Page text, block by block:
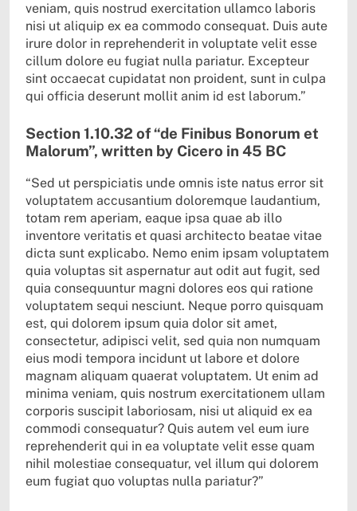
veniam, quis nostrud exercitation ullamco laboris
nisi ut aliquip ex ea commodo consequat. Duis aute
irure dolor in reprehenderit in voluptate velit esse
cillum dolore eu fugiat nulla pariatur. Excepteur
sint occaecat cupidatat non proident, sunt in culpa
qui officia deserunt mollit anim id est laborum.”
Section 1.10.32 of “de Finibus Bonorum et
Malorum”, written by Cicero in 45 BC
“Sed ut perspiciatis unde omnis iste natus error sit
voluptatem accusantium doloremque laudantium,
totam rem aperiam, eaque ipsa quae ab illo
inventore veritatis et quasi architecto beatae vitae
dicta sunt explicabo. Nemo enim ipsam voluptatem
quia voluptas sit aspernatur aut odit aut fugit, sed
quia consequuntur magni dolores eos qui ratione
voluptatem sequi nesciunt. Neque porro quisquam
est, qui dolorem ipsum quia dolor sit amet,
consectetur, adipisci velit, sed quia non numquam
eius modi tempora incidunt ut labore et dolore
magnam aliquam quaerat voluptatem. Ut enim ad
minima veniam, quis nostrum exercitationem ullam
corporis suscipit laboriosam, nisi ut aliquid ex ea
commodi consequatur? Quis autem vel eum iure
reprehenderit qui in ea voluptate velit esse quam
nihil molestiae consequatur, vel illum qui dolorem
eum fugiat quo voluptas nulla pariatur?”